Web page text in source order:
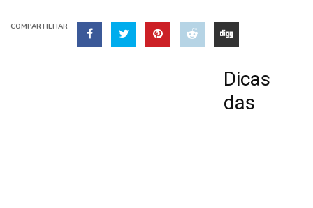
COMPARTILHAR
Dicas
das